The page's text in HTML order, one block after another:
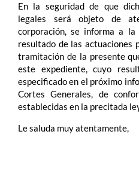
En la seguridad de que
legales será objeto de
corporación, se informa a la
resultado de las actuaciones
tramitación de la presente
este expediente, cuyo
especificado en el próximo
Cortes Generales, de
establecidas en la precitada
Le saluda muy atentamente,